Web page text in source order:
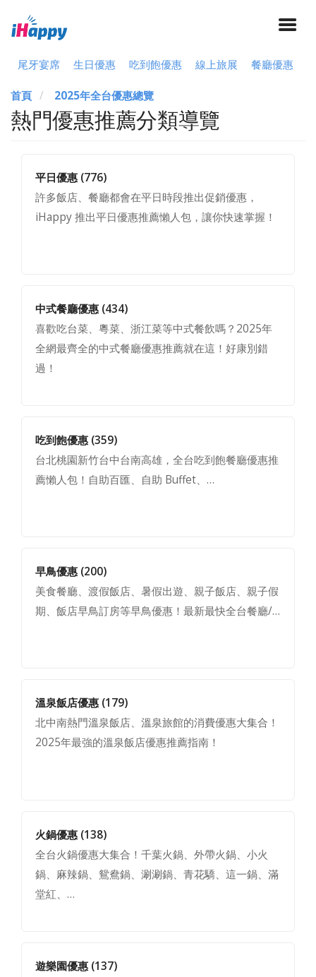
尾牙宴席 生日優惠 吃到飽優惠 線上旅展 餐廳優惠
首頁 2025年全台優惠總覽
熱門優惠推薦分類導覽
平日優惠 (776)
許多飯店、餐廳都會在平日時段推出促銷優惠，
iHappy 推出平日優惠推薦懶人包，讓你快速掌握！
中式餐廳優惠 (434)
喜歡吃台菜、粵菜、浙江菜等中式餐飲嗎？2025年
全網最齊全的中式餐廳優惠推薦就在這！好康別錯
過！
吃到飽優惠(359)
台北桃園新竹台中台南高雄，全台吃到飽餐廳優惠推
薦懶人包！自助百匯、自助 Buffet、…
早鳥優惠(200)
美食餐廳、渡假飯店、暑假出遊、親子飯店、親子假
期、飯店早鳥訂房等早鳥優惠！最新最快全台餐廳/…
溫泉飯店優惠(179)
北中南熱門溫泉飯店、溫泉旅館的消費優惠大集合！
2025年最強的溫泉飯店優惠推薦指南！
火鍋優惠 (138)
全台火鍋優惠大集合！千葉火鍋、外帶火鍋、小火
鍋、麻辣鍋、鴛鴦鍋、涮涮鍋、青花驕、這一鍋、滿
堂紅、…
遊樂園優惠 (137)